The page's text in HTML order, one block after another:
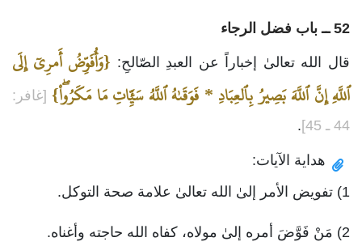
52 ــ باب فضل الرجاء
قال الله تعالىٰ إخباراً عن العبدِ الصّالحِ: {وَأُفَوِّضُ أَمرِيٓ إِلَى
ٱللَّهِ إِنَّ ٱللَّهَ بَصِيرُ بِٱلعِبَادِ * فَوَقَىٰهُ ٱللَّهُ سَيِّ‍َٔاتِ مَا مَكَرُواْۖ} [غافر:
44 ـ 45]
.
هداية الآيات:
1) تفويض الأمر إلىٰ الله تعالىٰ علامة صحة التوكل.
2) مَنْ فَوَّضَ أمره إلىٰ مولاه، كفاه الله حاجته وأغناه.